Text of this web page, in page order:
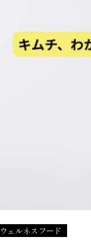
ウェルネスフード